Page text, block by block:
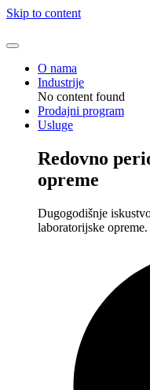
Skip to content
O nama
Industrije
No content found
Prodajni program
Usluge
Redovno
opreme
Dugogodišnje
laboratorijske opreme.